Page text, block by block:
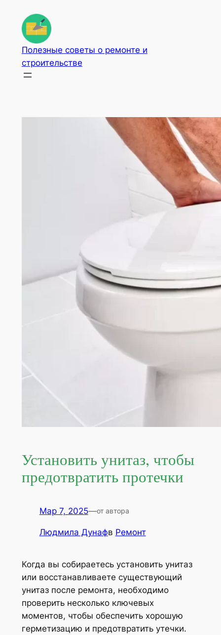
содержимому
Полезные советы о ремонте и
строительстве
Установить унитаз, чтобы
предотвратить протечки
Мар 7, 2025—от автора
Людмила Дунафв Ремонт
Когда вы собираетесь установить унитаз
или восстанавливаете существующий
унитаз после ремонта, необходимо
проверить несколько ключевых
моментов, чтобы обеспечить хорошую
герметизацию и предотвратить утечки.